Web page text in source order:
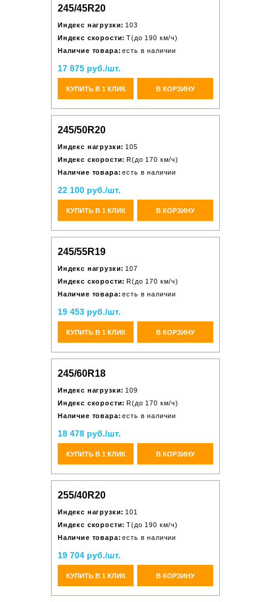
245/45R20
Индекс нагрузки: 103
Индекс скорости: T(до 190 км/ч)
Наличие товара: есть в наличии
17 875 руб./шт.
КУПИТЬ В 1 КЛИК В КОРЗИНУ
245/50R20
Индекс нагрузки: 105
Индекс скорости: R(до 170 км/ч)
Наличие товара: есть в наличии
22 100 руб./шт.
КУПИТЬ В 1 КЛИК В КОРЗИНУ
245/55R19
Индекс нагрузки: 107
Индекс скорости: R(до 170 км/ч)
Наличие товара: есть в наличии
19 453 руб./шт.
КУПИТЬ В 1 КЛИК В КОРЗИНУ
245/60R18
Индекс нагрузки: 109
Индекс скорости: R(до 170 км/ч)
Наличие товара: есть в наличии
18 478 руб./шт.
КУПИТЬ В 1 КЛИК В КОРЗИНУ
255/40R20
Индекс нагрузки: 101
Индекс скорости: T(до 190 км/ч)
Наличие товара: есть в наличии
19 704 руб./шт.
КУПИТЬ В 1 КЛИК В КОРЗИНУ